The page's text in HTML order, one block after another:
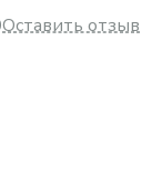
Оставить отзыв